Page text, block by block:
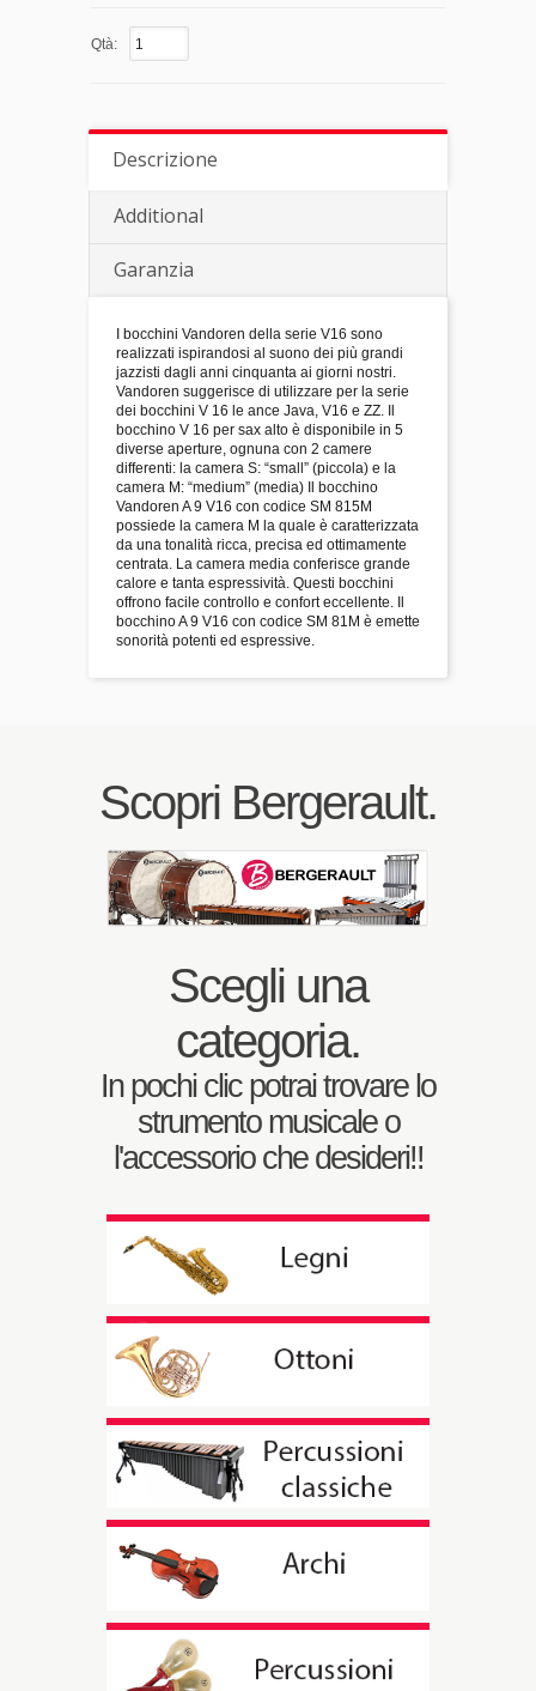
Qtà:
Descrizione
Additional
Garanzia
I bocchini Vandoren della serie V16 sono
realizzati ispirandosi al suono dei più grandi
jazzisti dagli anni cinquanta ai giorni nostri.
Vandoren suggerisce di utilizzare per la serie
dei bocchini V 16 le ance Java, V16 e ZZ. Il
bocchino V 16 per sax alto è disponibile in 5
diverse aperture, ognuna con 2 camere
differenti: la camera S: “small” (piccola) e la
camera M: “medium” (media) Il bocchino
Vandoren A 9 V16 con codice SM 815M
possiede la camera M la quale è caratterizzata
da una tonalità ricca, precisa ed ottimamente
centrata. La camera media conferisce grande
calore e tanta espressività. Questi bocchini
offrono facile controllo e confort eccellente. Il
bocchino A 9 V16 con codice SM 81M è emette
sonorità potenti ed espressive.
Scopri Bergerault.
Scegli una
categoria.
In pochi clic potrai trovare lo
strumento musicale o
l'accessorio che desideri!!